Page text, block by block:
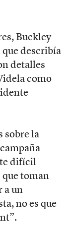
Buckley
describía
detalles
como
sobre la
difícil
que toman
a un
no es que